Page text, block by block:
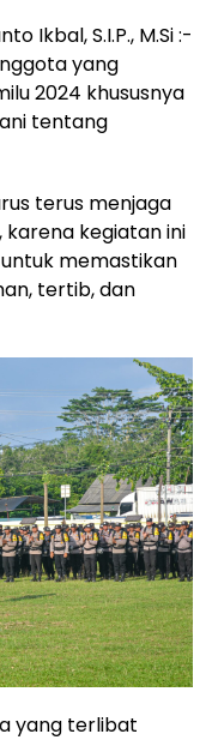
Ikbal, S.I.P., M.Si :-
yang
2024 khususnya
tentang
terus menjaga
kegiatan ini
memastikan
tertib, dan
yang terlibat